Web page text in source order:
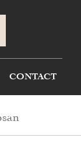
CONTACT